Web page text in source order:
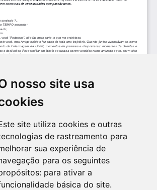
nosso site usa
site utiliza cookies e outras
de rastreamento para
sua experiência de
para os seguintes
para ativar a
básica do site.